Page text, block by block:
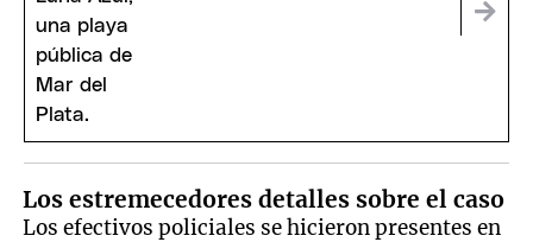
Los estremecedores detalles sobre el caso
Los efectivos policiales se hicieron presentes en